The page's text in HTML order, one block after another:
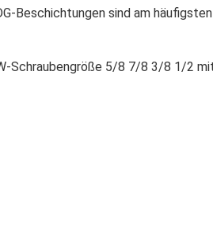
Beschichtungen sind am häufigsten